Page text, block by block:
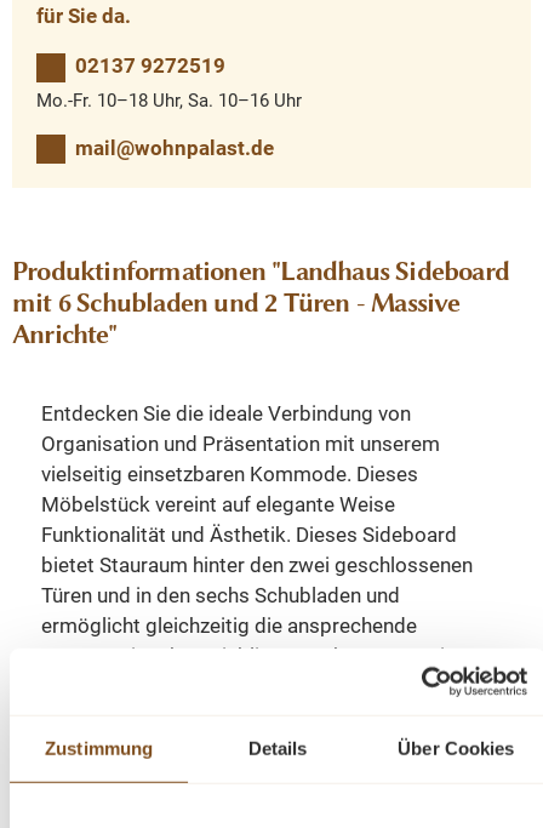
Zustimmung Details Über Cookies
für Sie da.
02137 9272519
Mo.-Fr. 10–18 Uhr, Sa. 10–16 Uhr
mail@wohnpalast.de
Produktinformationen "Landhaus Sideboard
mit 6 Schubladen und 2 Türen - Massive
Anrichte"
Entdecken Sie die ideale Verbindung von
Organisation und Präsentation mit unserem
vielseitig einsetzbaren Kommode. Dieses
Möbelstück vereint auf elegante Weise
Funktionalität und Ästhetik. Dieses Sideboard
bietet Stauraum hinter den zwei geschlossenen
Türen und in den sechs Schubladen und
ermöglicht gleichzeitig die ansprechende
Präsentation Ihrer Lieblingsstücke. Das Design
dieses Möbelstücks strahlt zeitlose Eleganz aus
Einrichtungsstile ein. Es ist das perfekte Highlight
für diejenigen, die sowohl praktische Lösungen als